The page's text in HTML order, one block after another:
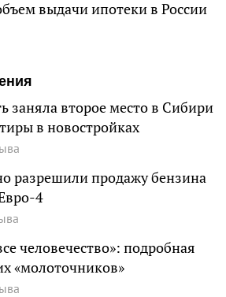
выдачи ипотеки в России
заняла второе место в Сибири
в новостройках
разрешили продажу бензина
4
человечество»: подробная
«молоточников»